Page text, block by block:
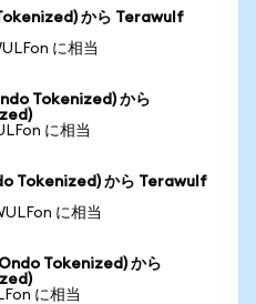
から Terawulf
に相当
Tokenized) から
に相当
Tokenized) から Terawulf
に相当
Tokenized) から
に相当